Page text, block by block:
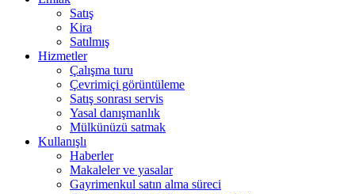
Satış
Kira
Satılmış
Hizmetler
Çalışma turu
Çevrimiçi görüntüleme
Satış sonrası servis
Yasal danışmanlık
Mülkünüzü satmak
Kullanışlı
Haberler
Makaleler ve yasalar
Gayrimenkul satın alma süreci